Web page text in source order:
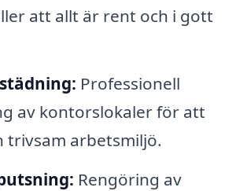
att allt är rent och i gott
Professionell
av kontorslokaler för att
trivsam arbetsmiljö.
Rengöring av